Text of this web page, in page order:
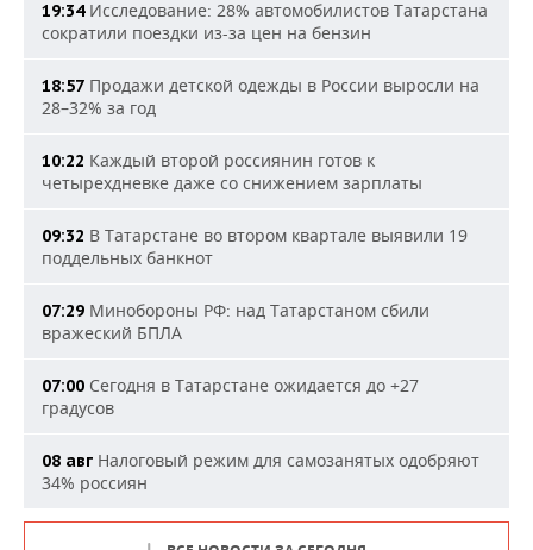
19:34Исследование: 28% автомобилистов Татарстана
сократили поездки из-за цен на бензин
18:57 Продажи детской одежды в России выросли на
28–32% за год
10:22 Каждый второй россиянин готов к
четырехдневке даже со снижением зарплаты
09:32 В Татарстане во втором квартале выявили 19
поддельных банкнот
07:29 Минобороны РФ: над Татарстаном сбили
вражеский БПЛА
07:00 Сегодня в Татарстане ожидается до +27
градусов
08 авг Налоговый режим для самозанятых одобряют
34% россиян